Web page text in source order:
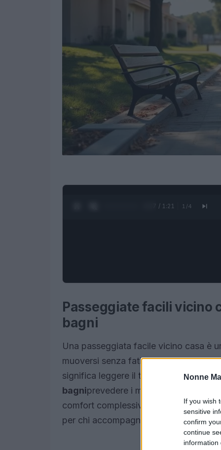
Nonne
If you wish
sensitive
confirm
continue
information
0:28 / 1:21 1 /4
Passeggiate facili vicino
bagni
Una passeggiata facile vicino casa è
muoversi senza fatica e con un
significa leggere il territorio con
bagniprevedere i momenti di minor
comfort complessivo e l’energia
per chi accompagna bambini o